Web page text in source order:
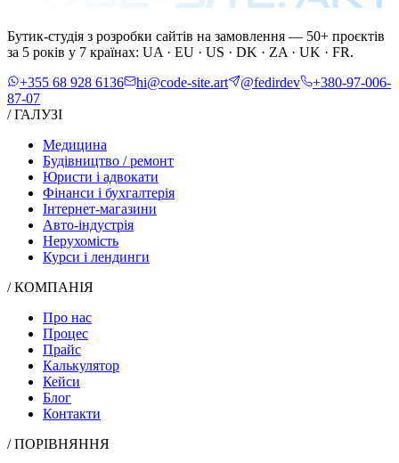
Бутик-студія з розробки сайтів на замовлення — 50+ проєктів
за 5 років у 7 країнах: UA · EU · US · DK · ZA · UK · FR.
+355 68 928 6136
hi@code-site.art @fedirdev
+380-97-006-
87-07
/ ГАЛУЗІ
Медицина
Будівництво / ремонт
Юристи і адвокати
Фінанси і бухгалтерія
Інтернет-магазини
Авто-індустрія
Нерухомість
Курси і лендинги
/ КОМПАНІЯ
Про нас
Процес
Прайс
Калькулятор
Кейси
Блог
Контакти
/ ПОРІВНЯННЯ